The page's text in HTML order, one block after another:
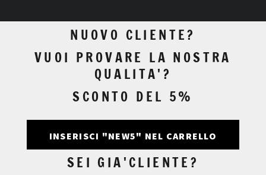
NUOVO CLIENTE?
VUOI PROVARE LA NOSTRA
QUALITA'?
SCONTO DEL 5%
INSERISCI "NEW5" NEL CARRELLO
SEI GIA'CLIENTE?